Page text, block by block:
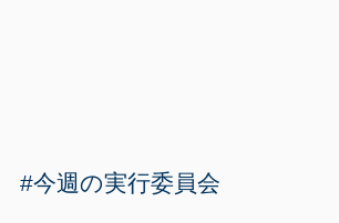
#今週の実行委員会